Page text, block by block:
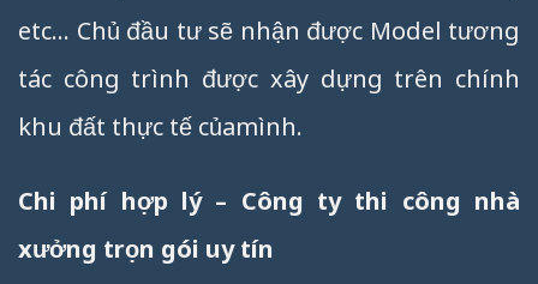
etc… Chủ đầu tư sẽ nhận được Model tương
tác công trình được xây dựng trên chính
khu đất thực tế củamình.
Chi phí hợp lý – Công ty thi công nhà
xưởng trọn gói uy tín